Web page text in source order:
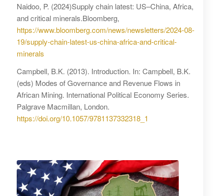
Naidoo, P. (2024)Supply chain latest: US–China, Africa,
and critical minerals.Bloomberg,
https://www.bloomberg.com/news/newsletters/2024-08-
19/supply-chain-latest-us-china-africa-and-critical-
minerals
Campbell, B.K. (2013). Introduction. In: Campbell, B.K.
(eds) Modes of Governance and Revenue Flows in
African Mining. International Political Economy Series.
Palgrave Macmillan, London.
https://doi.org/10.1057/9781137332318_1